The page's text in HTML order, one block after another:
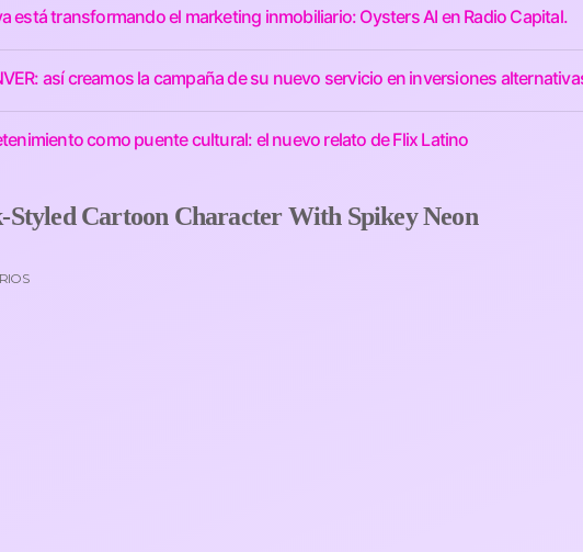
está transformando el marketing inmobiliario: Oysters AI en Radio Capital.
así creamos la campaña de su nuevo servicio en inversiones
como puente cultural: el nuevo relato de Flix Latino
Cartoon Character With Spikey Neon